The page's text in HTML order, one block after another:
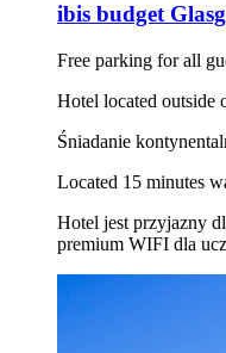
ibis budget
Free parking for all
Hotel located outside
Śniadanie
Located 15 minutes
Hotel jest przyjazny
premium WIFI dla